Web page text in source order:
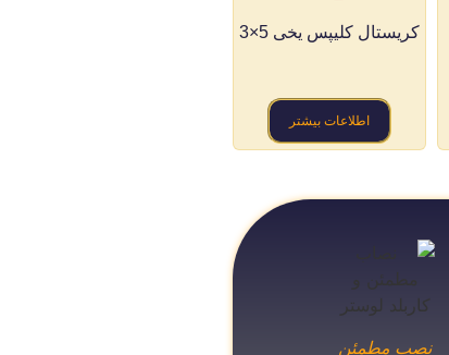
کریستال کلیپس یخی 5×3
اطلاعات بیشتر
نصب مطمئن